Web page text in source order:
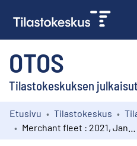
OTOS
Tilastokeskuksen
Kokoelmat
Etusivu Tilastokeskus